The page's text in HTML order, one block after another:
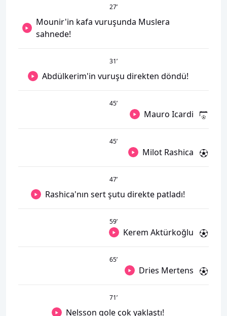
27’
Mounir'in kafa vuruşunda Muslera
sahnede!
31’
Abdülkerim'in vuruşu direkten döndü!
45’
Mauro Icardi
45’
Milot Rashica
47’
Rashica'nın sert şutu direkte patladı!
59’
Kerem Aktürkoğlu
65’
Dries Mertens
71’
Nelsson gole çok yaklaştı!